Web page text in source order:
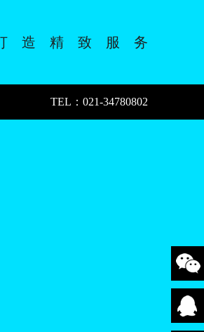
造 精 致 服 务
TEL：021-34780802